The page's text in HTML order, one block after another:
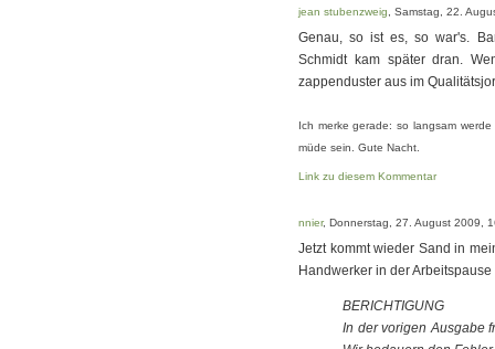
jean stubenzweig , Samstag, 22.
Genau, so ist es, so war's.
Schmidt kam später dran.
zappenduster aus im
Ich merke gerade: so langsam
müde sein. Gute Nacht.
Link zu diesem Kommentar
nnier, Donnerstag, 27. August 2009,
Jetzt kommt wieder Sand in
Handwerker in der
BERICHTIGUNG
In der vorigen Ausgabe